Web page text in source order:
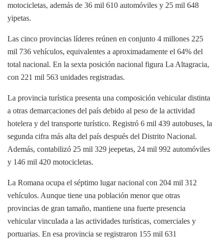
motocicletas, además de 36 mil 610 automóviles y 25 mil 648
yipetas.
Las cinco provincias líderes reúnen en conjunto 4 millones 225
mil 736 vehículos, equivalentes a aproximadamente el 64% del
total nacional. En la sexta posición nacional figura La Altagracia,
con 221 mil 563 unidades registradas.
La provincia turística presenta una composición vehicular distinta
a otras demarcaciones del país debido al peso de la actividad
hotelera y del transporte turístico. Registró 6 mil 439 autobuses, la
segunda cifra más alta del país después del Distrito Nacional.
Además, contabilizó 25 mil 329 jeepetas, 24 mil 992 automóviles
y 146 mil 420 motocicletas.
La Romana ocupa el séptimo lugar nacional con 204 mil 312
vehículos. Aunque tiene una población menor que otras
provincias de gran tamaño, mantiene una fuerte presencia
vehicular vinculada a las actividades turísticas, comerciales y
portuarias. En esa provincia se registraron 155 mil 631